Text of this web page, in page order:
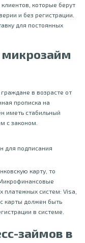
которые берут
и без регистрации.
для постоянных
в возрасте от
прописка на
иметь стабильный
с законом.
для подписания
карту, то
систем: Visa,
карты должен быть
в системе.
займов в